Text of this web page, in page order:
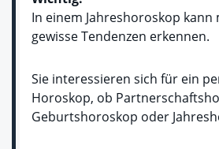
In einem Jahreshoroskop kann
gewisse Tendenzen erkennen.
Sie interessieren sich für ein
Horoskop, ob
Geburtshoroskop oder